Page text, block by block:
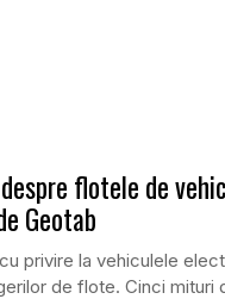
flotele de
Geotab
privire la vehiculele
de flote. Cinci mituri